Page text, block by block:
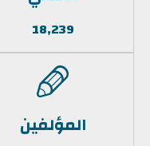
18,239
المؤلفين